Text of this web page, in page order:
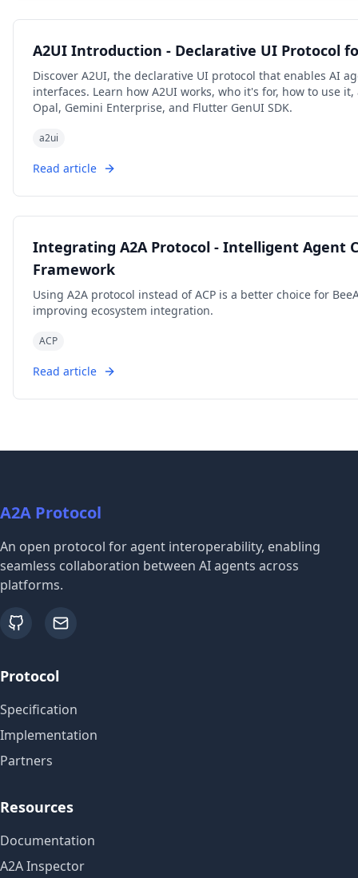
A2UI Introduction - Declarative UI Protocol
Discover A2UI, the declarative UI protocol that enables AI
interfaces. Learn how A2UI works, who it's for, how to use
Opal, Gemini Enterprise, and Flutter GenUI SDK.
a2ui
Read article
Integrating A2A Protocol - Intelligent Agent
Framework
Using A2A protocol instead of ACP is a better choice for
improving ecosystem integration.
ACP
Read article
A2A Protocol
An open protocol for agent interoperability, enabling
seamless collaboration between AI agents across
platforms.
github email
Protocol
Specification
Implementation
Partners
Resources
Documentation
A2A Inspector